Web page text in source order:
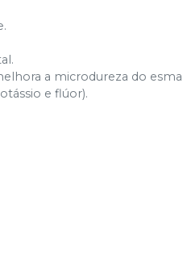
a microdureza do
e flúor).